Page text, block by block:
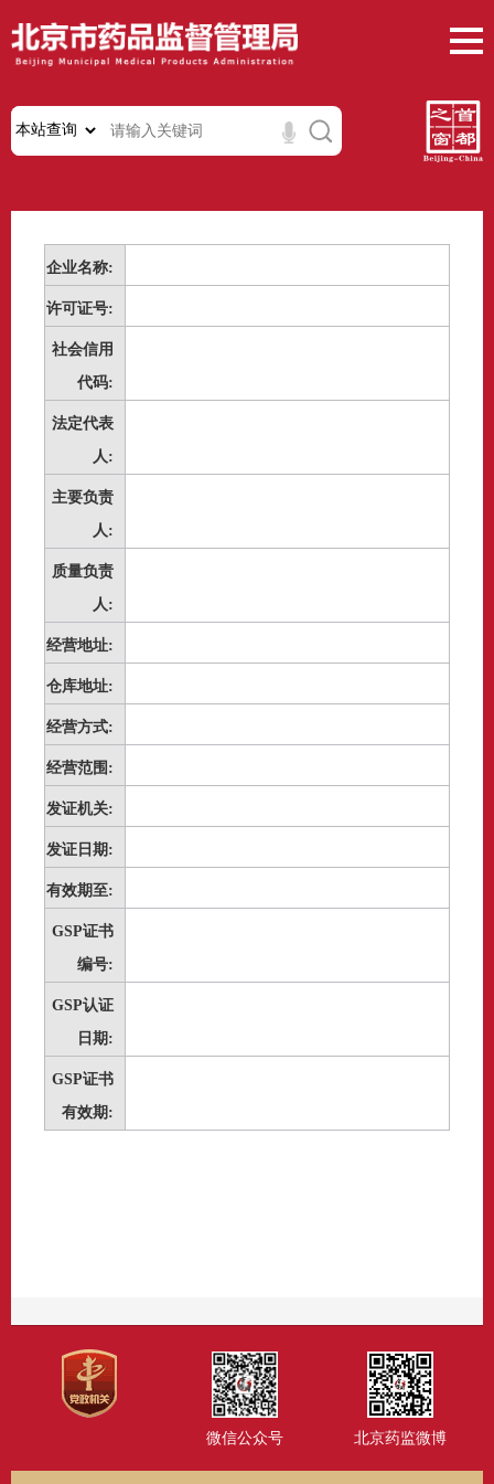
企业名称:
许可证号:
社会信用
代码:
法定代表
人:
主要负责
人:
质量负责
人:
经营地址:
仓库地址:
经营方式:
经营范围:
发证机关:
发证日期:
有效期至:
GSP证书
编号:
GSP认证
日期:
GSP证书
有效期:
微信公众号 北京药监微博